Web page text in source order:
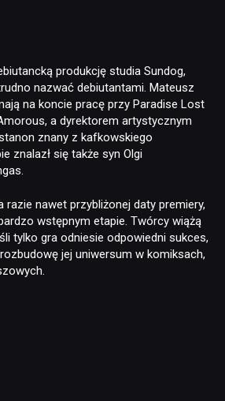
produkcję studia Sundog,
nazwać debiutantami. Mateusz
na koncie pracę przy Paradise Lost
a dyrektorem artystycznym
znany z kafkowskiego
znalazł się także syn Olgi
razie nawet przybliżonej daty premiery,
wstępnym etapie. Twórcy wiążą
tylko gra odniesie odpowiedni sukces,
jej uniwersum w komiksach,